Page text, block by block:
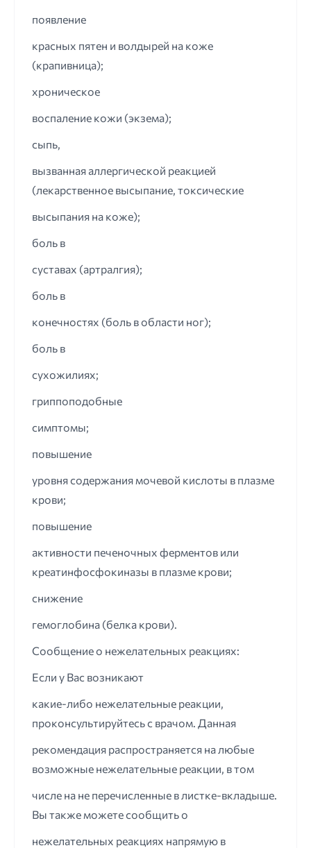
появление
красных пятен и волдырей на коже
(крапивница);
хроническое
воспаление кожи (экзема);
сыпь,
вызванная аллергической реакцией
(лекарственное высыпание, токсические
высыпания на коже);
боль в
суставах (артралгия);
боль в
конечностях (боль в области ног);
боль в
сухожилиях;
гриппоподобные
симптомы;
повышение
уровня содержания мочевой кислоты в плазме
крови;
повышение
активности печеночных ферментов или
креатинфосфокиназы в плазме крови;
снижение
гемоглобина (белка крови).
Сообщение о нежелательных реакциях:
Если у Вас возникают
какие-либо нежелательные реакции,
проконсультируйтесь с врачом. Данная
рекомендация распространяется на любые
возможные нежелательные реакции, в том
числе на не перечисленные в листке-вкладыше.
Вы также можете сообщить о
нежелательных реакциях напрямую в